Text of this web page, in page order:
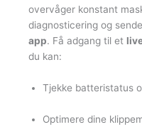
overvåger konstant
diagnosticering og
app. Få adgang til et
du kan:
Tjekke batteristatus
Optimere dine